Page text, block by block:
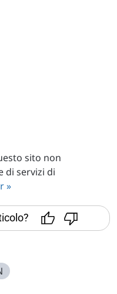
sito non
di servizi di
»